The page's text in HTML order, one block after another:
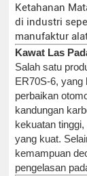
Ketahanan
di industri
manufaktur
Kawat Las
Salah satu
ER70S-6, yang
perbaikan
kandungan
kekuatan
yang kuat.
kemampuan
pengelasan